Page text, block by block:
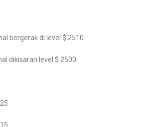
bergerak di level $ 2510
dikisaran level $ 2500